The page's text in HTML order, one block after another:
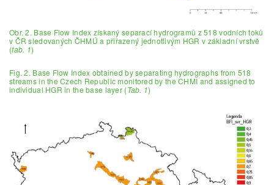
Obr. 2. Base Flow Index získaný separací hydrogramů z 518 vodních toků
v ČR sledovaných ČHMÚ a přiřazený jednotlivým HGR v základní vrstvě
(tab. 1)
Fig. 2. Base Flow Index obtained by separating hydrographs from 518
streams in the Czech Republic monitored by the CHMI and assigned to
individual HGR in the base layer (Tab. 1)